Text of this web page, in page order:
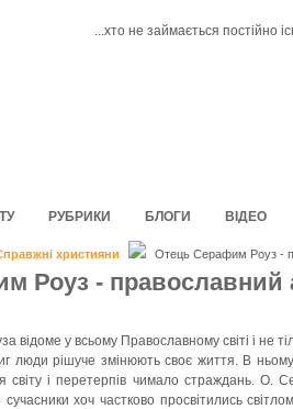
...хто не займається постійно
РУБРИКИ БЛОГИ ВІДЕО
християни Отець Серафим Роуз -
Роуз - православний
відоме у всьому Православному світі і не
люди рішуче змінюють своє життя. В
світу і перетерпів чимало страждань. О.
хоч частково просвітились